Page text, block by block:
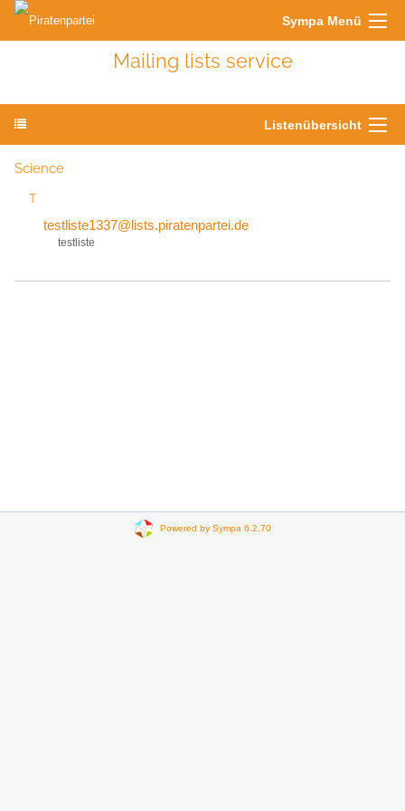
Sympa Menü
Mailing lists service
Listenübersicht
Science
T
testliste1337@lists.piratenpartei.de
testliste
Powered by Sympa 6.2.70